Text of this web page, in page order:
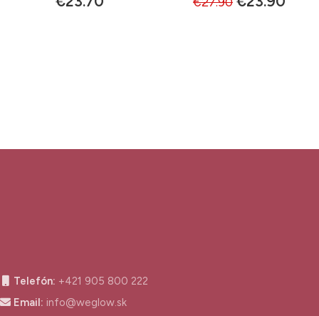
Telefón: +421 905 800 222
Email: info@weglow.sk